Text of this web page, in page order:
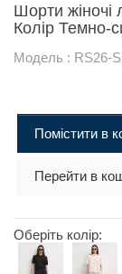
Шорти жіночі
Колір Темно-
Модель : RS26-
Помістити в
Перейти в
Оберіть колір: